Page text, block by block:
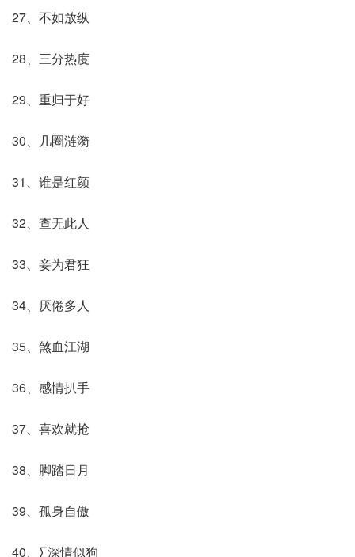
27、不如放纵
28、三分热度
29、重归于好
30、几圈涟漪
31、谁是红颜
32、查无此人
33、妾为君狂
34、厌倦多人
35、煞血江湖
36、感情扒手
37、喜欢就抢
38、脚踏日月
39、孤身自傲
40、∑深情似狗